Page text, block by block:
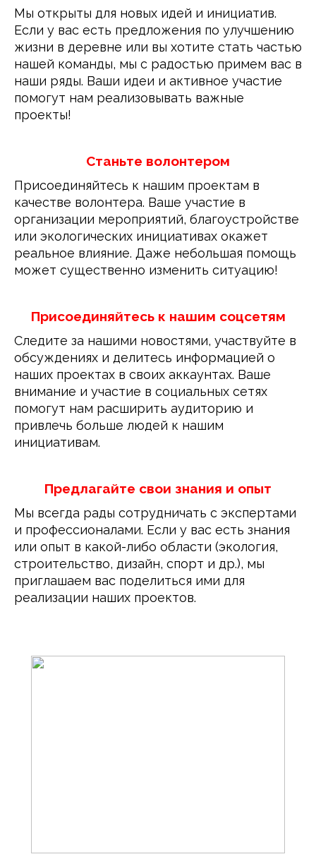
Мы открыты для новых идей и инициатив.
Если у вас есть предложения по улучшению
жизни в деревне или вы хотите стать частью
нашей команды, мы с радостью примем вас в
наши ряды. Ваши идеи и активное участие
помогут нам реализовывать важные
проекты!
Станьте волонтером
Присоединяйтесь к нашим проектам в
качестве волонтера. Ваше участие в
организации мероприятий, благоустройстве
или экологических инициативах окажет
реальное влияние. Даже небольшая помощь
может существенно изменить ситуацию!
Присоединяйтесь к нашим соцсетям
Следите за нашими новостями, участвуйте в
обсуждениях и делитесь информацией о
наших проектах в своих аккаунтах. Ваше
внимание и участие в социальных сетях
помогут нам расширить аудиторию и
привлечь больше людей к нашим
инициативам.
Предлагайте свои знания и опыт
Мы всегда рады сотрудничать с экспертами
и профессионалами. Если у вас есть знания
или опыт в какой-либо области (экология,
строительство, дизайн, спорт и др.), мы
приглашаем вас поделиться ими для
реализации наших проектов.